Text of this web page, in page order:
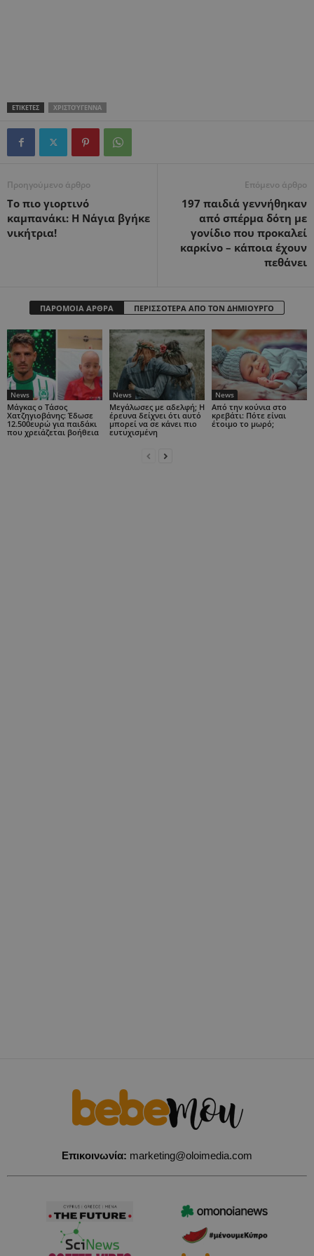
ΕΤΙΚΕΤΕΣ ΧΡΙΣΤΟΎΓΕΝΝΑ
Προηγούμενο άρθρο
Το πιο γιορτινό
καμπανάκι: Η Νάγια βγήκε
νικήτρια!
Επόμενο άρθρο
197 παιδιά γεννήθηκαν
από σπέρμα δότη με
γονίδιο που προκαλεί
καρκίνο – κάποια έχουν
πεθάνει
ΠΑΡΟΜΟΙΑ ΑΡΘΡΑ ΠΕΡΙΣΣΟΤΕΡΑ ΑΠΟ ΤΟΝ ΔΗΜΙΟΥΡΓΟ
News
Μάγκας ο Τάσος
Χατζηγιοβάνης: Έδωσε
12.500ευρώ για παιδάκι
που χρειάζεται βοήθεια
News
Μεγάλωσες με αδελφή; Η
έρευνα δείχνει ότι αυτό
μπορεί να σε κάνει πιο
ευτυχισμένη
News
Από την κούνια στο
κρεβάτι: Πότε είναι
έτοιμο το μωρό;
Επικοινωνία: marketing@oloimedia.com